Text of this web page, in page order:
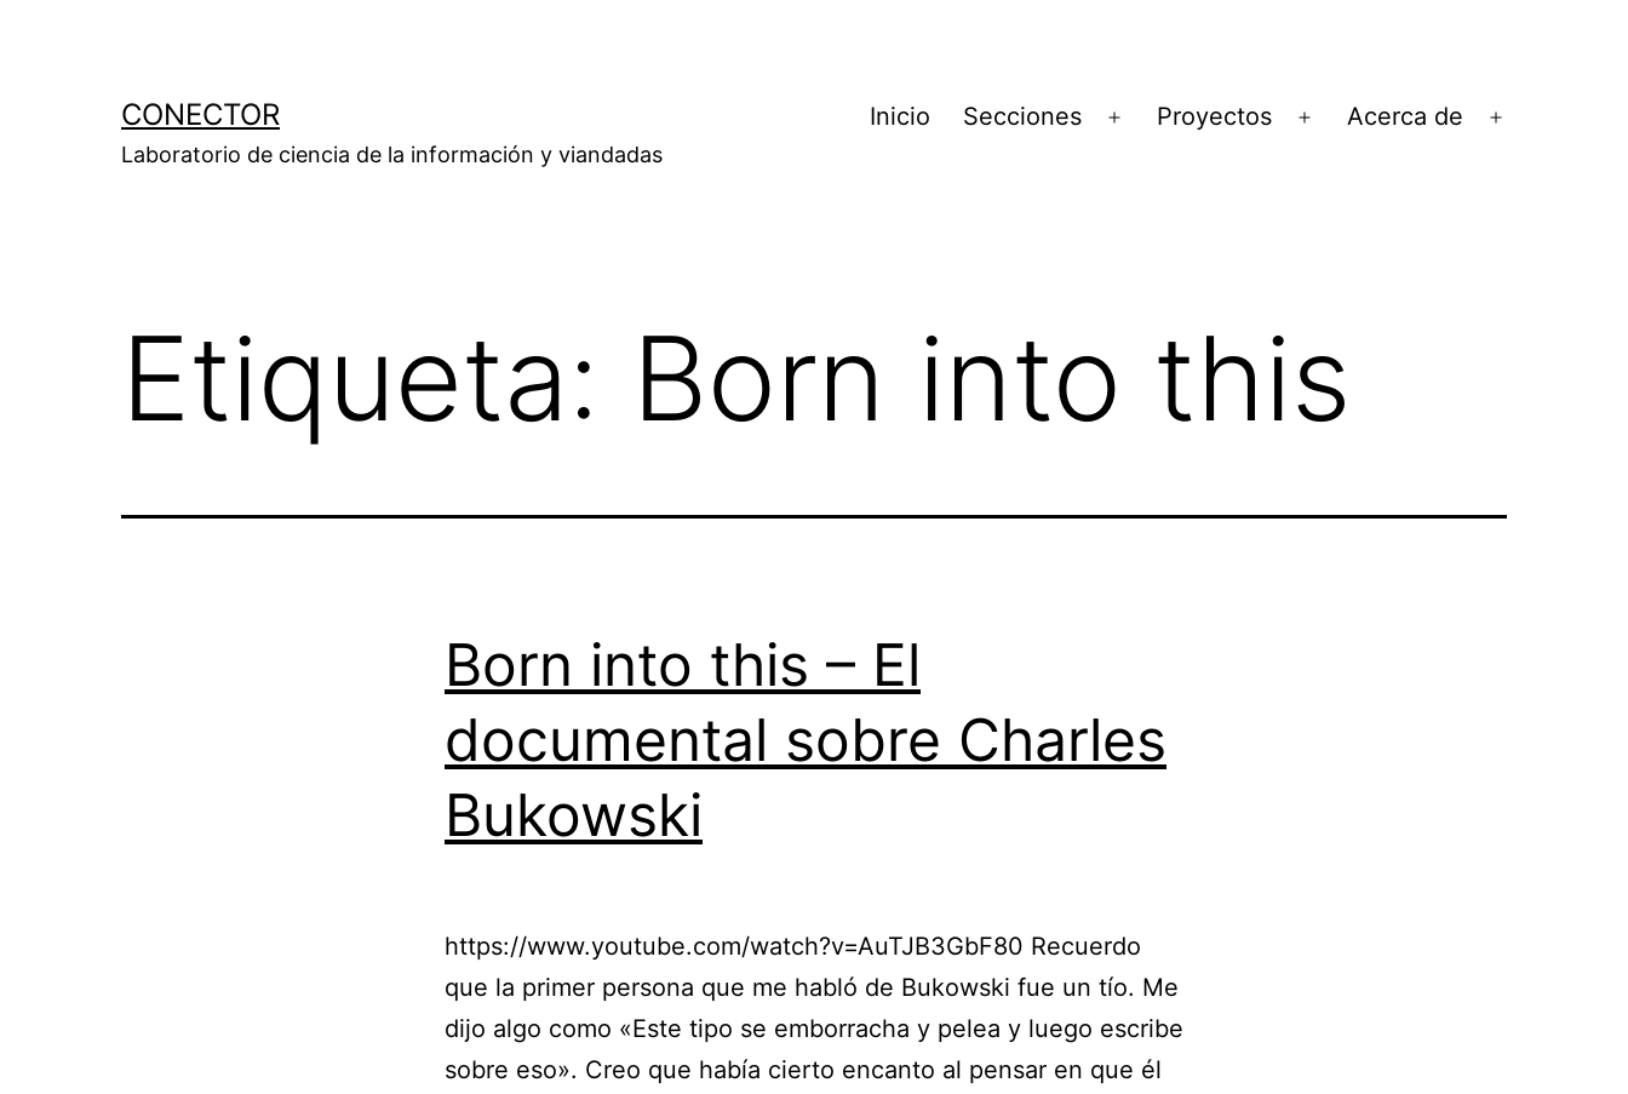
CONECTOR
Laboratorio de ciencia de la información y viandadas
Inicio Secciones
Abrir
Proyectos
Abrir
Acerca de
Etiqueta: Born into this
Born into this – El
documental sobre Charles
Bukowski
https://www.youtube.com/watch?v=AuTJB3GbF80 Recuerdo
que la primer persona que me habló de Bukowski fue un tío. Me
dijo algo como «Este tipo se emborracha y pelea y luego escribe
sobre eso». Creo que había cierto encanto al pensar en que él